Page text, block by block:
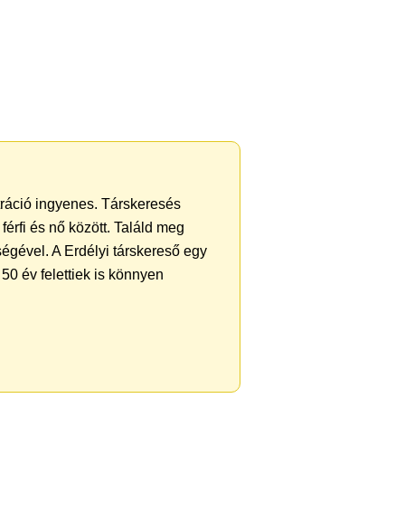
ingyenes. Társkeresés
és nő között. Találd meg
A Erdélyi társkereső egy
év felettiek is könnyen